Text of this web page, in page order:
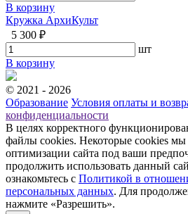
В корзину
Кружка АрхиКульт
5 300 ₽
шт
В корзину
© 2021 - 2026
Образование Условия оплаты и
конфиденциальности
В целях корректного
файлы cookies. Некоторые cookies мы
оптимизации сайта под ваши
продолжить использовать данный
ознакомьтесь с Политикой в
персональных данных. Для
нажмите «Разрешить».